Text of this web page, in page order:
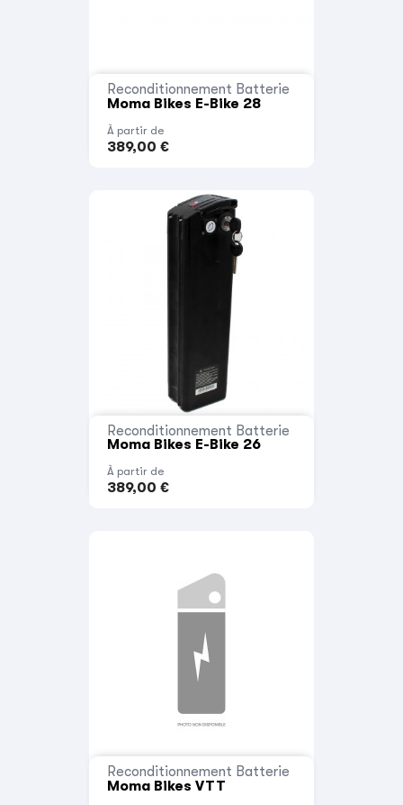
Reconditionnement Batterie
Moma Bikes E-Bike 28
À partir de
389,00 €
Reconditionnement Batterie
Moma Bikes E-Bike 26
À partir de
389,00 €
Reconditionnement Batterie
Moma Bikes VTT